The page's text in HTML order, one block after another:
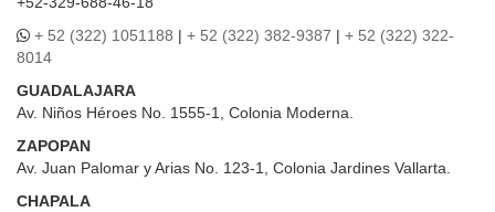
+ 52 (322) 1051188 | + 52 (322) 382-9387 | + 52 (322) 322-
8014
GUADALAJARA
Av. Niños Héroes No. 1555-1, Colonia Moderna.
ZAPOPAN
Av. Juan Palomar y Arias No. 123-1, Colonia Jardines Vallarta.
CHAPALA